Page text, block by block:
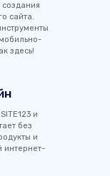
создания
сайта.
здесь!
и
без
и
интернет-